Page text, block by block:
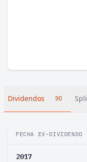
Dividendos 90
FECHA EX-DIVIDENDO
2017